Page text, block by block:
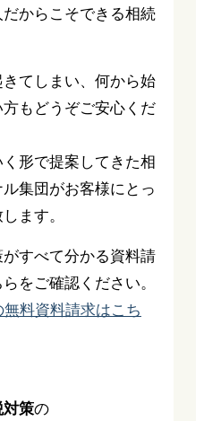
からこそできる相続
てしまい、何から始
もどうぞご安心くだ
形で提案してきた相
集団がお客様にとっ
ます。
すべて分かる資料請
をご確認ください。
料資料請求はこち
対策の